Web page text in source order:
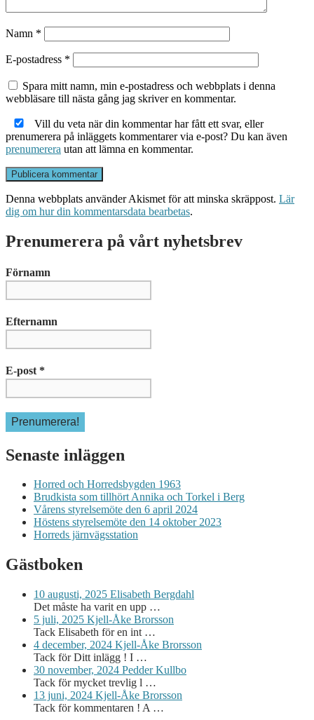
Namn *
E-postadress *
Spara mitt namn, min e-postadress och webbplats i denna
webbläsare till nästa gång jag skriver en kommentar.
Vill du veta när din kommentar har fått ett svar, eller
prenumerera på inläggets kommentarer via e-post? Du kan även
prenumerera utan att lämna en kommentar.
Denna webbplats använder Akismet för att minska skräppost. Lär
dig om hur din kommentarsdata bearbetas.
Prenumerera på vårt nyhetsbrev
Förnamn
Efternamn
E-post *
Senaste inläggen
Horred och Horredsbygden 1963
Brudkista som tillhört Annika och Torkel i Berg
Vårens styrelsemöte den 6 april 2024
Höstens styrelsemöte den 14 oktober 2023
Horreds järnvägsstation
Gästboken
10 augusti, 2025 Elisabeth Bergdahl
Det måste ha varit en upp …
5 juli, 2025 Kjell-Åke Brorsson
Tack Elisabeth för en int …
4 december, 2024 Kjell-Åke Brorsson
Tack för Ditt inlägg ! I …
30 november, 2024 Pedder Kullbo
Tack för mycket trevlig l …
13 juni, 2024 Kjell-Åke Brorsson
Tack för kommentaren ! A …